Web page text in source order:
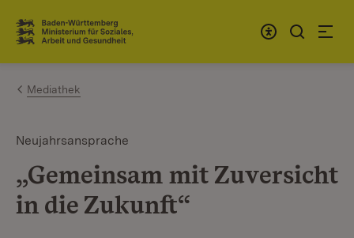
Zum Inhalt springen
Link zur Startseite
Mediathek
Neujahrsansprache
„Gemeinsam mit Zuversicht
in die Zukunft“